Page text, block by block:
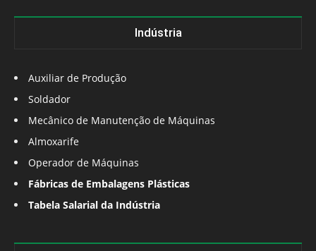
Indústria
Auxiliar de Produção
Soldador
Mecânico de Manutenção de Máquinas
Almoxarife
Operador de Máquinas
Fábricas de Embalagens Plásticas
Tabela Salarial da Indústria